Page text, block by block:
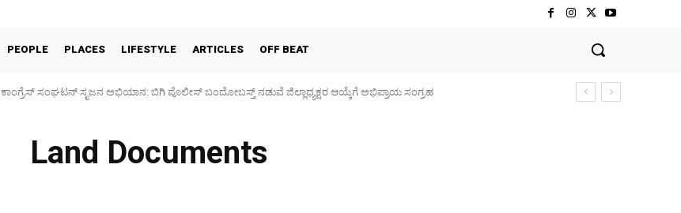
PEOPLE PLACES LIFESTYLE ARTICLES OFF BEAT
ಕಾಂಗ್ರೆಸ್ ಸಂಘಟನ್ ಸೃಜನ ಅಭಿಯಾನ: ಬಿಗಿ ಪೊಲೀಸ್ ಬಂದೋಬಸ್ತ್ ನಡುವೆ ಜಿಲ್ಲಾಧ್ಯಕ್ಷರ ಆಯ್ಕೆಗೆ ಅಭಿಪ್ರಾಯ ಸಂಗ್ರಹ
Land Documents